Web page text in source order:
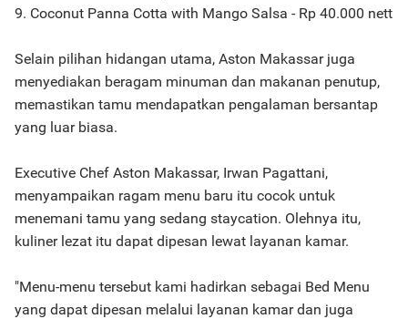
9. Coconut Panna Cotta with Mango Salsa - Rp 40.000 nett
Selain pilihan hidangan utama, Aston Makassar juga
menyediakan beragam minuman dan makanan penutup,
memastikan tamu mendapatkan pengalaman bersantap
yang luar biasa.
Executive Chef Aston Makassar, Irwan Pagattani,
menyampaikan ragam menu baru itu cocok untuk
menemani tamu yang sedang staycation. Olehnya itu,
kuliner lezat itu dapat dipesan lewat layanan kamar.
"Menu-menu tersebut kami hadirkan sebagai Bed Menu
yang dapat dipesan melalui layanan kamar dan juga